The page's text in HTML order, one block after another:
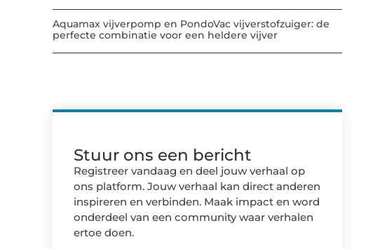
Aquamax vijverpomp en PondoVac vijverstofzuiger: de
perfecte combinatie voor een heldere vijver
Stuur ons een bericht
Registreer vandaag en deel jouw verhaal op
ons platform. Jouw verhaal kan direct anderen
inspireren en verbinden. Maak impact en word
onderdeel van een community waar verhalen
ertoe doen.